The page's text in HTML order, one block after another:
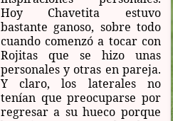
Hoy Chavetita estuvo
bastante ganoso, sobre todo
cuando comenzó a tocar con
Rojitas que se hizo unas
personales y otras en pareja.
Y claro, los laterales no
tenían que preocuparse por
regresar a su hueco porque